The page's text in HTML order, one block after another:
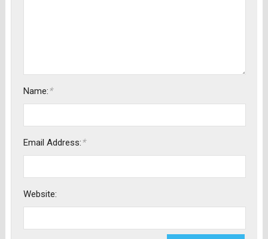
Name:*
Email Address:*
Website: